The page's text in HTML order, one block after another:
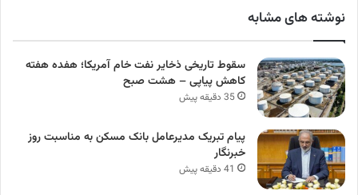
نوشته های مشابه
سقوط تاریخی ذخایر نفت خام آمریکا؛ هفده هفته
کاهش پیاپی – هشت صبح
35 دقیقه پیش
پیام تبریک مدیرعامل بانک مسکن به مناسبت روز
خبرنگار
41 دقیقه پیش